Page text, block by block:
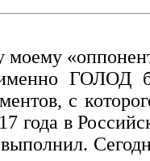
моему
ГОЛОД
с
года в